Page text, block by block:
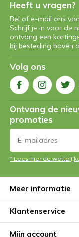
Heeft u vragen?
Bel of e-mail ons
Schrijf je in voor de
ontvang een
bij besteding boven
Volg ons
Ontvang de
promoties
* Lees hier de
Meer informatie
Klantenservice
Mijn account